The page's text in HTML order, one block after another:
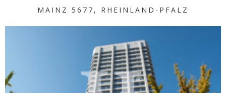
MAINZ 5677, RHEINLAND-PFALZ